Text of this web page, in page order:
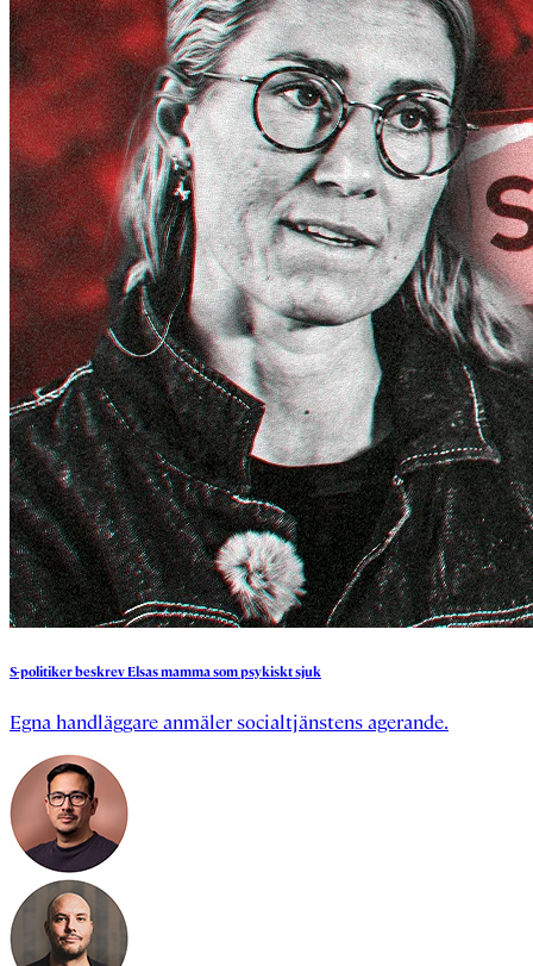
S-politikerbeskrevElsasmammasompsykisktsjuk
Egna handläggare anmäler socialtjänstens agerande.